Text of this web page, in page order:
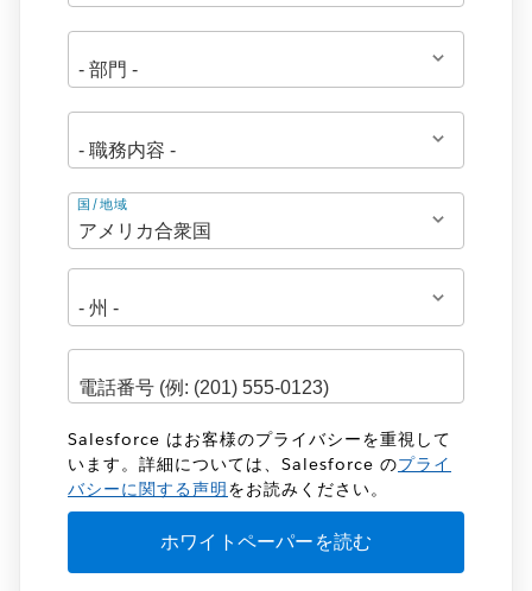
住
所
国/地域
Salesforce はお客様のプライバシーを重視して
います。詳細については、Salesforce のプライ
バシーに関する声明をお読みください。